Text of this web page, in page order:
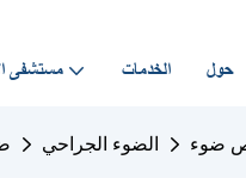
مستشفى الخدمات حول
الضوء الجراحي